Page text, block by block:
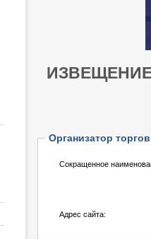
Организатор торгов
Сокращенное
Адрес сайта: